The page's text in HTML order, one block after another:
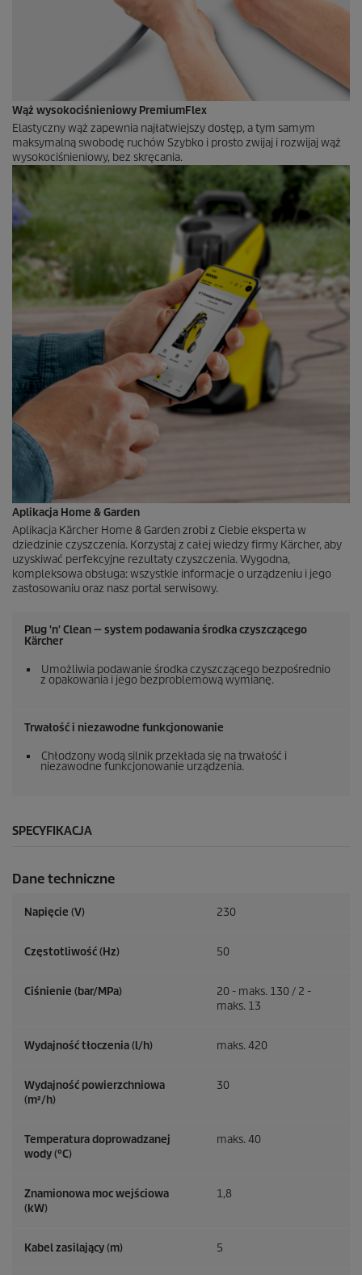
Wąż wysokociśnieniowy PremiumFlex
Elastyczny wąż zapewnia najłatwiejszy dostęp, a tym samym
maksymalną swobodę ruchów Szybko i prosto zwijaj i rozwijaj wąż
wysokociśnieniowy, bez skręcania.
Aplikacja Home & Garden
Aplikacja Kärcher Home & Garden zrobi z Ciebie eksperta w
dziedzinie czyszczenia. Korzystaj z całej wiedzy firmy Kärcher, aby
uzyskiwać perfekcyjne rezultaty czyszczenia. Wygodna,
kompleksowa obsługa: wszystkie informacje o urządzeniu i jego
zastosowaniu oraz nasz portal serwisowy.
Plug 'n' Clean — system podawania środka czyszczącego
Kärcher
Umożliwia podawanie środka czyszczącego bezpośrednio
z opakowania i jego bezproblemową wymianę.
Trwałość i niezawodne funkcjonowanie
Chłodzony wodą silnik przekłada się na trwałość i
niezawodne funkcjonowanie urządzenia.
SPECYFIKACJA
Dane techniczne
Napięcie (V) 230
Częstotliwość (Hz) 50
Ciśnienie (bar/MPa)
20 - maks. 130 / 2 -
maks. 13
Wydajność tłoczenia (l/h) maks. 420
Wydajność powierzchniowa
(m²/h)
30
Temperatura doprowadzanej
wody (°C)
maks. 40
Znamionowa moc wejściowa
(kW)
1,8
Kabel zasilający (m) 5